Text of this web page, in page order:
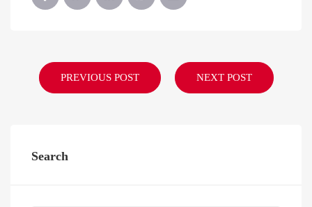
PREVIOUS POST NEXT POST
Search